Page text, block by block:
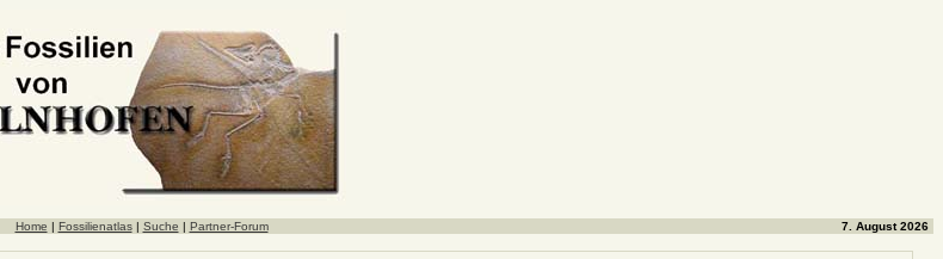
Home | Fossilienatlas| Suche | Partner-Forum 7. August 2026